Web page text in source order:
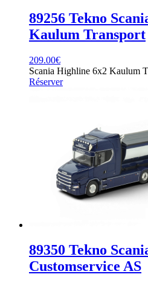
89256 Tekno
Kaulum Transport
209.00€
Scania Highline 6x2 Kaulum
Réserver
89350 Tekno
Customservice AS